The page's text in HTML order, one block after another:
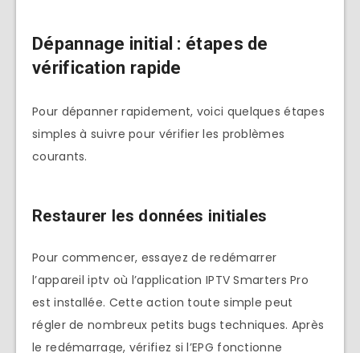
Dépannage initial : étapes de
vérification rapide
Pour dépanner rapidement, voici quelques étapes
simples à suivre pour vérifier les problèmes
courants.
Restaurer les données initiales
Pour commencer, essayez de redémarrer
l’appareil iptv où l’application IPTV Smarters Pro
est installée. Cette action toute simple peut
régler de nombreux petits bugs techniques. Après
le redémarrage, vérifiez si l’EPG fonctionne